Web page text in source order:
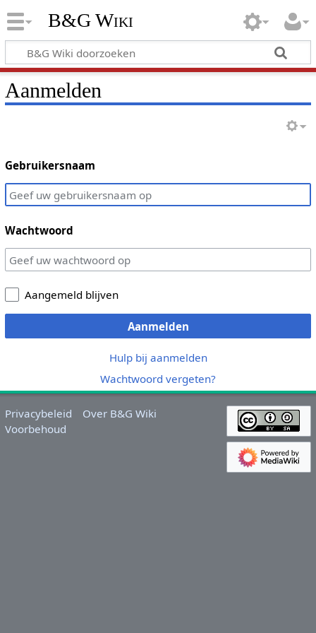
B&G Wiki
Aanmelden
Gebruikersnaam
Wachtwoord
Aangemeld blijven
Aanmelden
Hulp bij aanmelden
Wachtwoord vergeten?
Privacybeleid
Over B&G Wiki
Voorbehoud